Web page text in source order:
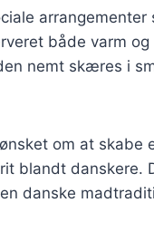
arrangementer
både varm og
nemt skæres i
om at skabe
blandt danskere.
danske